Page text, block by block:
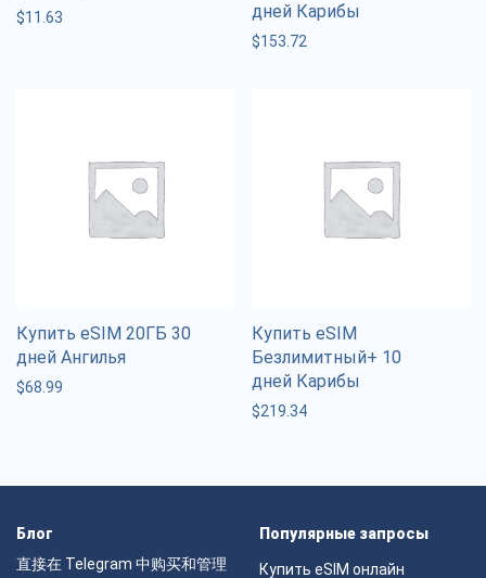
$11.63
дней Карибы
$153.72
Купить eSIM 20ГБ 30
дней Ангилья
$68.99
Купить eSIM
Безлимитный+ 10
дней Карибы
$219.34
Блог
直接在 Telegram 中购买和管理
Популярные запросы
Купить eSIM онлайн